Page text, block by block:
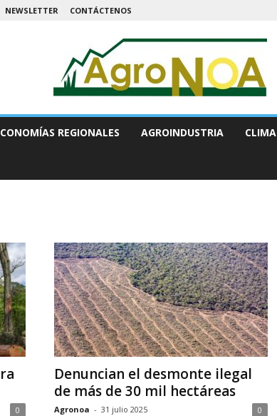
NEWSLETTER CONTÁCTENOS
REGIONALES AGROINDUSTRIA CLIMA
0
Denuncian el desmonte ilegal
de más de 30 mil hectáreas
Agronoa - 31 julio 2025 0